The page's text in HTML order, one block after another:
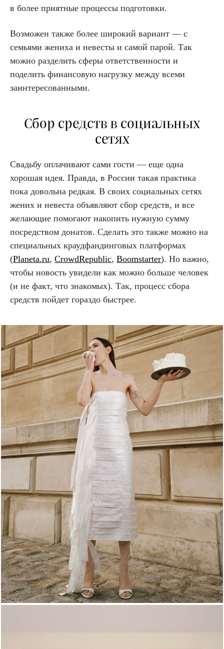
в более приятные процессы подготовки.
Возможен также более широкий вариант — с
семьями жениха и невесты и самой парой. Так
можно разделить сферы ответственности и
поделить финансовую нагрузку между всеми
заинтересованными.
Сбор средств в социальных
сетях
Свадьбу оплачивают сами гости — еще одна
хорошая идея. Правда, в России такая практика
пока довольна редкая. В своих социальных сетях
жених и невеста объявляют сбор средств, и все
желающие помогают накопить нужную сумму
посредством донатов. Сделать это также можно на
специальных краудфандинговых платформах
(Planeta.ru, CrowdRepublic, Boomstarter). Но важно,
чтобы новость увидели как можно больше человек
(и не факт, что знакомых). Так, процесс сбора
средств пойдет гораздо быстрее.